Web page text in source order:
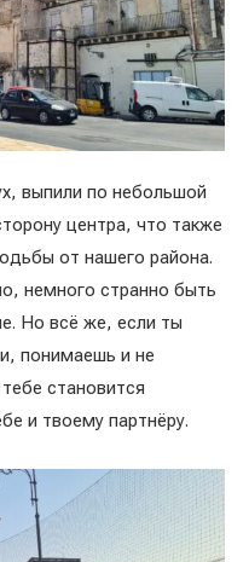
выпили по небольшой
центра, что также
от нашего района.
немного странно быть
Но всё же, если ты
понимаешь и не
становится
и твоему партнёру.